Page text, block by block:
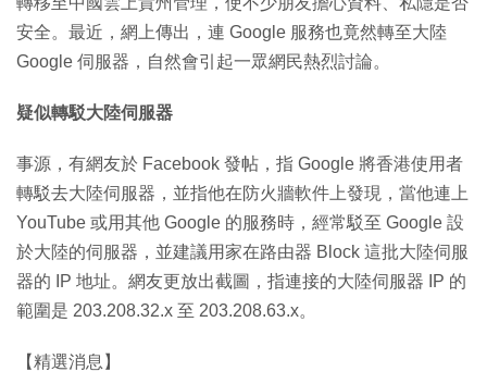
安全。最近，網上傳出，連 Google 服務也竟然轉至大陸
Google 伺服器，自然會引起一眾網民熱烈討論。
疑似轉駁大陸伺服器
事源，有網友於 Facebook 發帖，指 Google 將香港使用者
轉駁去大陸伺服器，並指他在防火牆軟件上發現，當他連上
YouTube 或用其他 Google 的服務時，經常駁至 Google 設
於大陸的伺服器，並建議用家在路由器 Block 這批大陸伺服
器的 IP 地址。網友更放出截圖，指連接的大陸伺服器 IP 的
範圍是 203.208.32.x 至 203.208.63.x。
【精選消息】